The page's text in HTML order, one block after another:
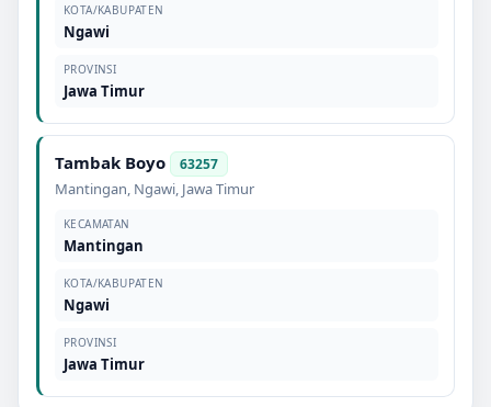
KOTA/KABUPATEN
Ngawi
PROVINSI
Jawa Timur
Tambak Boyo 63257
Mantingan, Ngawi, Jawa Timur
KECAMATAN
Mantingan
KOTA/KABUPATEN
Ngawi
PROVINSI
Jawa Timur